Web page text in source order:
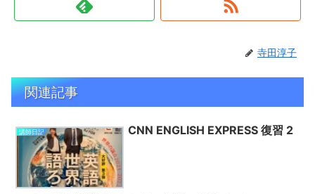
寺田淳子
関連記事
講師日記 CNN ENGLISH EXPRESS 復習 2